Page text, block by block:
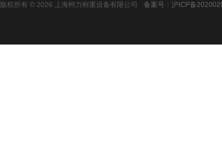
版权所有 © 2026 上海柯力称重设备有限公司 备案号：沪ICP备